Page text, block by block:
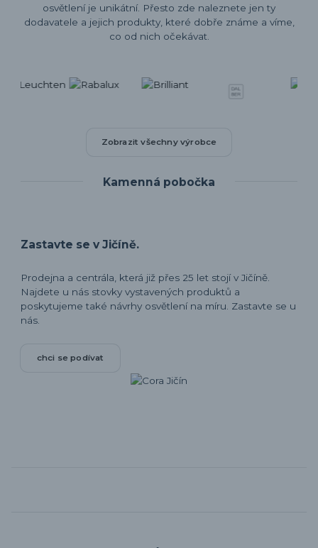
osvětlení je unikátní. Přesto zde naleznete jen ty
dodavatele a jejich produkty, které dobře známe a víme,
co od nich očekávat.
Zobrazit všechny výrobce
Kamenná pobočka
Zastavte se v Jičíně.
Prodejna a centrála, která již přes 25 let stojí v Jičíně.
Najdete u nás stovky vystavených produktů a
poskytujeme také návrhy osvětlení na míru. Zastavte se u
nás.
chci se podívat